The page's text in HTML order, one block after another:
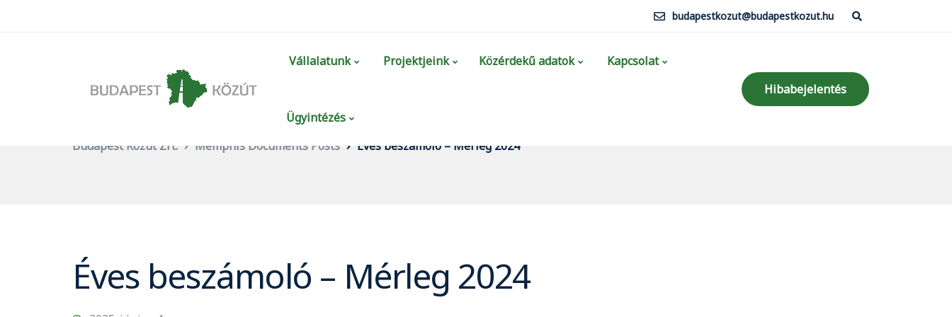
budapestkozut@budapestkozut.hu
Vállalatunk Projektjeink Közérdekű adatok Kapcsolat
Ügyintézés
Hibabejelentés
Budapest Közút Zrt. Memphis Documents Posts Éves beszámoló – Mérleg 2024
Éves beszámoló – Mérleg 2024